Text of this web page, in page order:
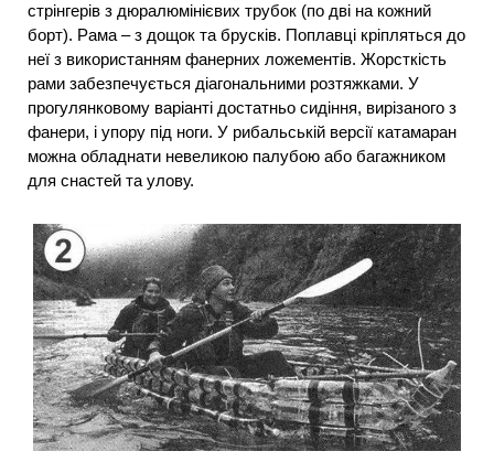
стрінгерів з дюралюмінієвих трубок (по дві на кожний
борт). Рама – з дощок та брусків. Поплавці кріпляться до
неї з використанням фанерних ложементів. Жорсткість
рами забезпечується діагональними розтяжками. У
прогулянковому варіанті достатньо сидіння, вирізаного з
фанери, і упору під ноги. У рибальській версії катамаран
можна обладнати невеликою палубою або багажником
для снастей та улову.